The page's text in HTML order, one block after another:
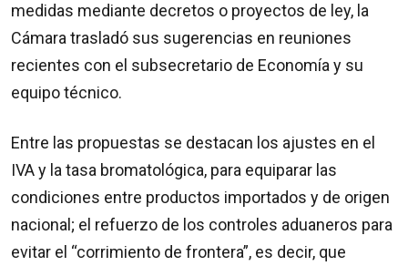
medidas mediante decretos o proyectos de ley, la
Cámara trasladó sus sugerencias en reuniones
recientes con el subsecretario de Economía y su
equipo técnico.
Entre las propuestas se destacan los ajustes en el
IVA y la tasa bromatológica, para equiparar las
condiciones entre productos importados y de origen
nacional; el refuerzo de los controles aduaneros para
evitar el “corrimiento de frontera”, es decir, que